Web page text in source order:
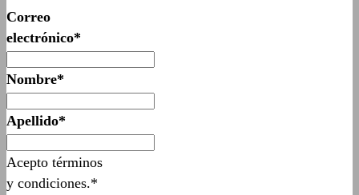
Correo
electrónico*
Nombre*
Apellido*
Acepto términos
y condiciones.*